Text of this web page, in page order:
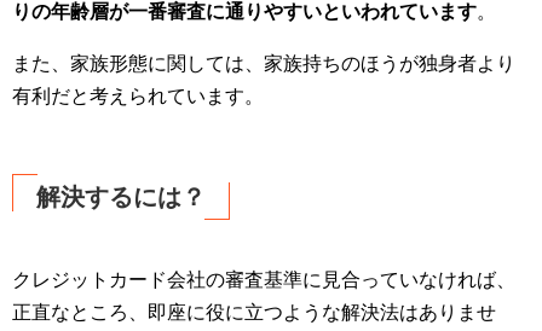
りの年齢層が一番審査に通りやすいといわれています。
また、家族形態に関しては、家族持ちのほうが独身者より
有利だと考えられています。
解決するには？
クレジットカード会社の審査基準に見合っていなければ、
正直なところ、即座に役に立つような解決法はありませ